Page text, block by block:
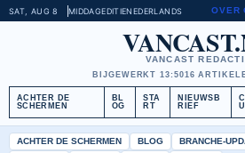
SAT, AUG 8 MIDDAGEDITIENEDERLANDS OVER
VANCAST
BIJGEWERKT 13:5016
ACHTER DE
SCHERMEN
BL
OG
STA
RT
NIEUWSB
RIEF
ACHTER DE SCHERMEN BLOG BRANCHE-